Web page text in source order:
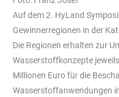
Auf dem 2. HyLand
Gewinnerregionen in der
Die Regionen erhalten zur
Wasserstoffkonzepte
Millionen Euro für die
Wasserstoffanwendungen